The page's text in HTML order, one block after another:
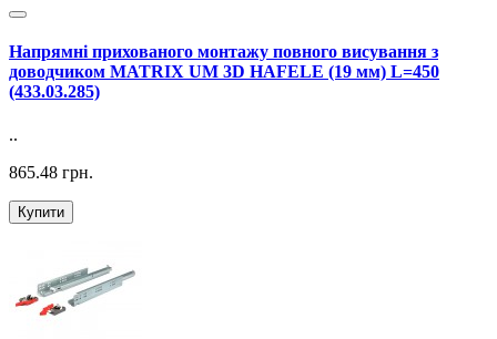
Напрямні прихованого монтажу повного висування з
доводчиком MATRIX UM 3D HAFELE (19 мм) L=450
(433.03.285)
..
865.48 грн.
Купити